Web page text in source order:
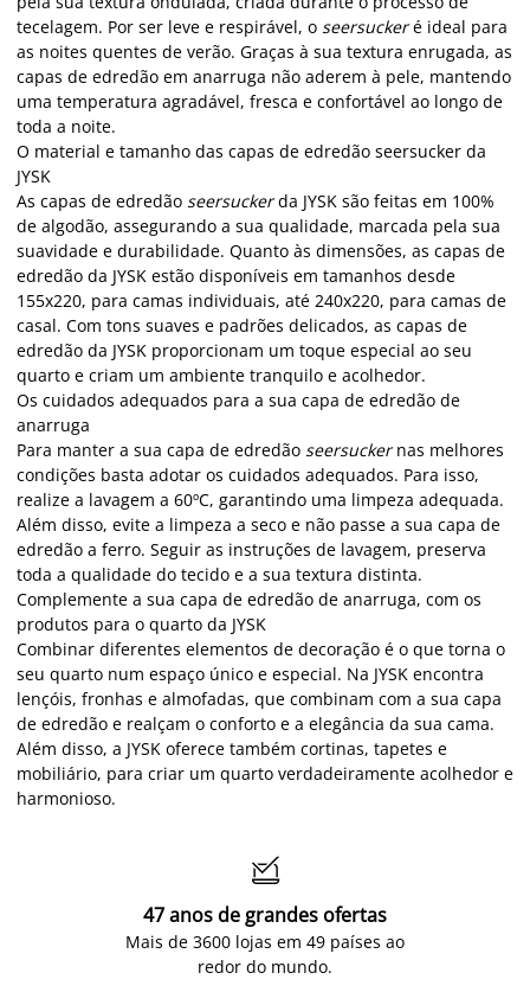
tecelagem. Por ser leve e respirável, o seersuckeré ideal para
as noites quentes de verão. Graças à sua textura enrugada, as
capas de edredão em anarruga não aderem à pele, mantendo
uma temperatura agradável, fresca e confortável ao longo de
toda a noite.
O material e tamanho das capas de edredão seersucker da
JYSK
As capas de edredão seersuckerda JYSK são feitas em 100%
de algodão, assegurando a sua qualidade, marcada pela sua
suavidade e durabilidade. Quanto às dimensões, as capas de
edredão da JYSK estão disponíveis em tamanhos desde
155x220, para camas individuais, até 240x220, para camas de
casal. Com tons suaves e padrões delicados, as capas de
edredão da JYSK proporcionam um toque especial ao seu
quarto e criam um ambiente tranquilo e acolhedor.
Os cuidados adequados para a sua capa de edredão de
anarruga
Para manter a sua capa de edredão seersuckernas melhores
condições basta adotar os cuidados adequados. Para isso,
realize a lavagem a 60ºC, garantindo uma limpeza adequada.
Além disso, evite a limpeza a seco e não passe a sua capa de
edredão a ferro. Seguir as instruções de lavagem, preserva
toda a qualidade do tecido e a sua textura distinta.
Complemente a sua capa de edredão de anarruga, com os
produtos para o quarto da JYSK
Combinar diferentes elementos de decoração é o que torna o
seu quarto num espaço único e especial. Na JYSK encontra
lençóis, fronhas e almofadas, que combinam com a sua capa
de edredão e realçam o conforto e a elegância da sua cama.
Além disso, a JYSK oferece também cortinas, tapetes e
mobiliário, para criar um quarto verdadeiramente acolhedor e
harmonioso.

47 anos de grandes ofertas
Mais de 3600 lojas em 49 países ao
redor do mundo.